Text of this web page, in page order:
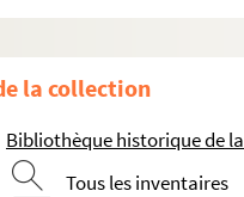
la collection
Bibliothèque historique de
Tous les inventaires